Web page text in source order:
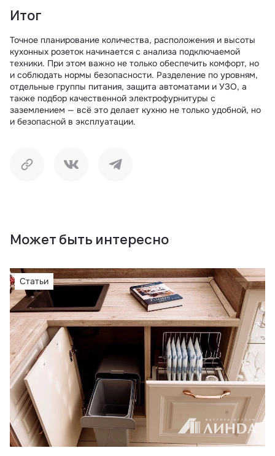
Итог
Точное планирование количества, расположения и высоты
кухонных розеток начинается с анализа подключаемой
техники. При этом важно не только обеспечить комфорт, но
и соблюдать нормы безопасности. Разделение по уровням,
отдельные группы питания, защита автоматами и УЗО, а
также подбор качественной электрофурнитуры с
заземлением — всё это делает кухню не только удобной, но
и безопасной в эксплуатации.
КопироватьПоделиться в ВКПоделиться в Телеграм
Может быть интересно
Статьи